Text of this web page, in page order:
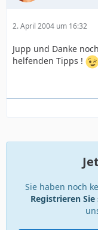
2. April 2004 um 16:32
Jupp und Danke
helfenden Tipps !
Sie haben noch
Registrieren